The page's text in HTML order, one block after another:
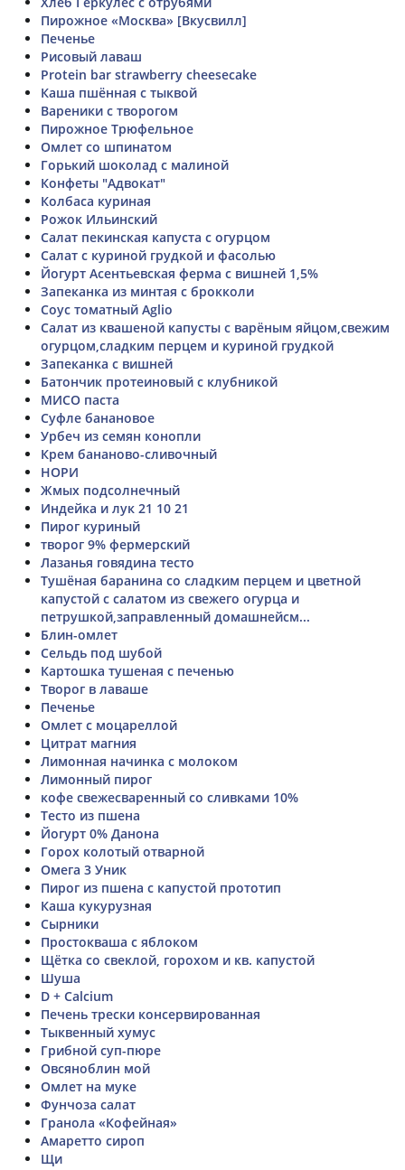
Пирожное «Москва» [Вкусвилл]
Печенье
Рисовый лаваш
Protein bar strawberry cheesecake
Каша пшённая с тыквой
Вареники с творогом
Пирожное Трюфельное
Омлет со шпинатом
Горький шоколад с малиной
Конфеты "Адвокат"
Колбаса куриная
Рожок Ильинский
Салат пекинская капуста с огурцом
Салат с куриной грудкой и фасолью
Йогурт Асентьевская ферма с вишней 1,5%
Запеканка из минтая с брокколи
Соус томатный Aglio
Салат из квашеной капусты с варёным яйцом,свежим
огурцом,сладким перцем и куриной грудкой
Запеканка с вишней
Батончик протеиновый с клубникой
МИСО паста
Суфле банановое
Урбеч из семян конопли
Крем бананово-сливочный
НОРИ
Жмых подсолнечный
Индейка и лук 21 10 21
Пирог куриный
творог 9% фермерский
Лазанья говядина тесто
Тушёная баранина со сладким перцем и цветной
капустой с салатом из свежего огурца и
петрушкой,заправленный домашнейсм...
Блин-омлет
Сельдь под шубой
Картошка тушеная с печенью
Творог в лаваше
Печенье
Омлет с моцареллой
Цитрат магния
Лимонная начинка с молоком
Лимонный пирог
кофе свежесваренный со сливками 10%
Тесто из пшена
Йогурт 0% Данона
Горох колотый отварной
Омега 3 Уник
Пирог из пшена с капустой прототип
Каша кукурузная
Сырники
Простокваша с яблоком
Щётка со свеклой, горохом и кв. капустой
Шуша
D + Calcium
Печень трески консервированная
Тыквенный хумус
Грибной суп-пюре
Овсяноблин мой
Омлет на муке
Фунчоза салат
Гранола «Кофейная»
Амаретто сироп
Щи